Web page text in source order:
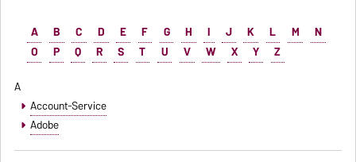
A B C D E F G H I J K L M
N
O
P Q R S T U V W X Y
Z
A
Account-Service
Adobe